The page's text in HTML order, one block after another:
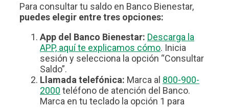
Para consultar tu saldo en Banco Bienestar,
puedes elegir entre tres opciones:
App del Banco Bienestar: Descarga la
APP, aquí te explicamos cómo. Inicia
sesión y selecciona la opción “Consultar
Saldo”.
Llamada telefónica: Marca al 800-900-
2000 teléfono de atención del Banco.
Marca en tu teclado la opción 1 para